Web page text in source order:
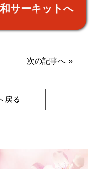
サーキットへ
次の記事へ »
戻る